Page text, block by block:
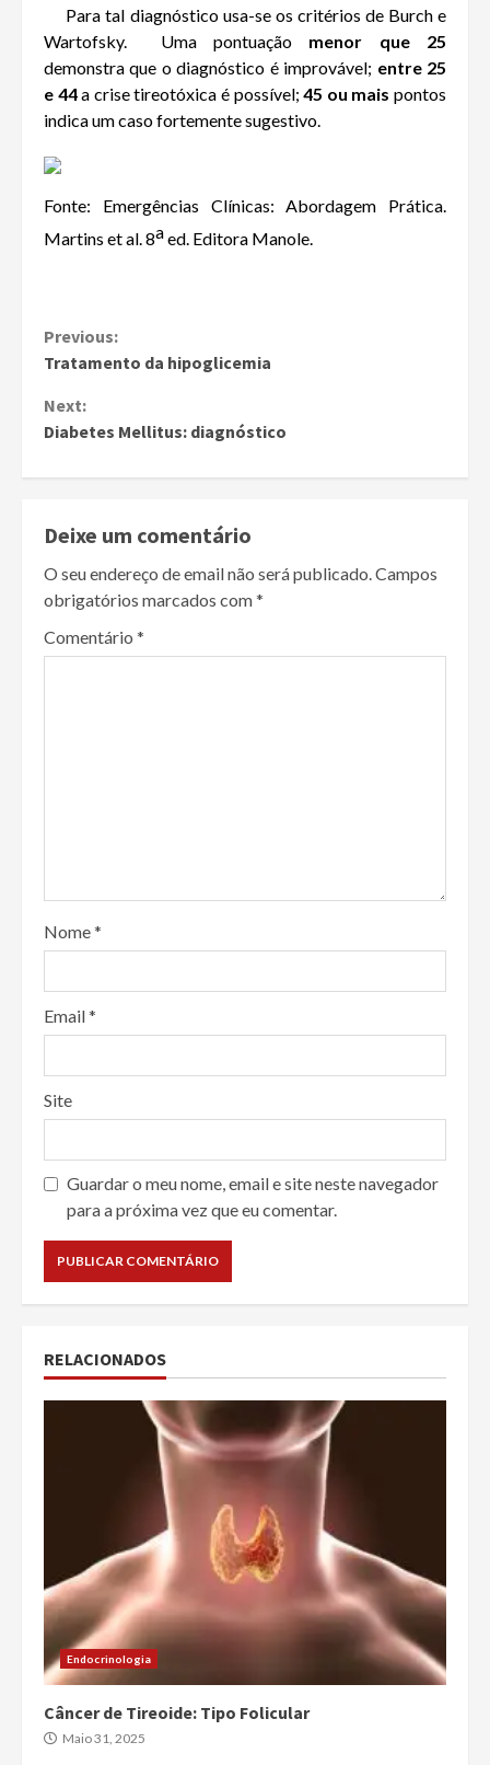
Para tal diagnóstico usa-se os critérios de Burch e
Wartofsky. Uma pontuação menor que 25
demonstra que o diagnóstico é improvável; entre 25
e 44a crise tireotóxica é possível;45 ou mais pontos
indica um caso fortemente sugestivo.
Fonte: Emergências Clínicas: Abordagem Prática.
Martins et al. 8aed. Editora Manole.
Continue
Previous:
Tratamento da hipoglicemia
Next:
Diabetes Mellitus: diagnóstico
Deixe um comentário
O seu endereço de email não será publicado. Campos
obrigatórios marcados com*
Comentário *
Nome*
Email*
Site
Guardar o meu nome, email e site neste navegador
para a próxima vez que eu comentar.
RELACIONADOS
Endocrinologia
Câncer de Tireoide: Tipo Folicular
Maio 31, 2025